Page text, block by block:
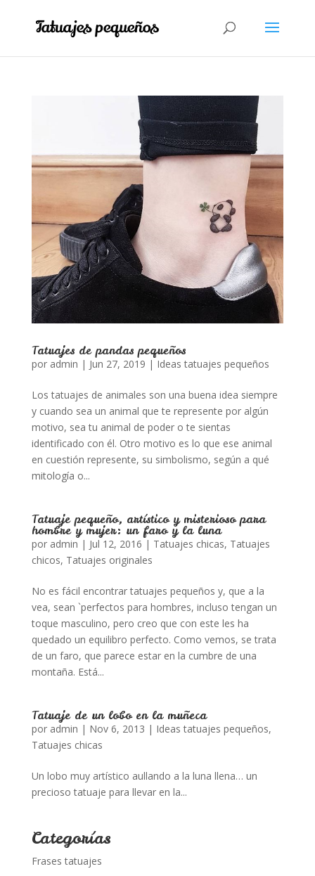
Tatuajes de pandas pequeños
por admin | Jun 27, 2019 | Ideas tatuajes pequeños
Los tatuajes de animales son una buena idea siempre
y cuando sea un animal que te represente por algún
motivo, sea tu animal de poder o te sientas
identificado con él. Otro motivo es lo que ese animal
en cuestión represente, su simbolismo, según a qué
mitología o...
Tatuaje pequeño, artístico y misterioso para
hombre y mujer: un faro y la luna
por admin | Jul 12, 2016 | Tatuajes chicas, Tatuajes
chicos, Tatuajes originales
No es fácil encontrar tatuajes pequeños y, que a la
vea, sean `perfectos para hombres, incluso tengan un
toque masculino, pero creo que con este les ha
quedado un equilibro perfecto. Como vemos, se trata
de un faro, que parece estar en la cumbre de una
montaña. Está...
Tatuaje de un lobo en la muñeca
por admin | Nov 6, 2013 | Ideas tatuajes pequeños,
Tatuajes chicas
Un lobo muy artístico aullando a la luna llena… un
precioso tatuaje para llevar en la...
Categorías
Frases tatuajes